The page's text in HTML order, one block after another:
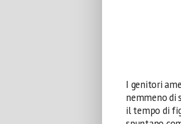
I genitori
nemmeno di
il tempo di